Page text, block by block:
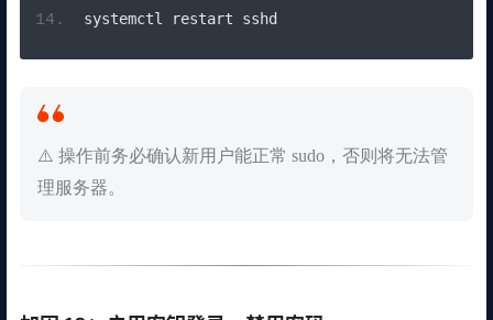
systemctl restart sshd
⚠️ 操作前务必确认新用户能正常 sudo，否则将无法管
理服务器。